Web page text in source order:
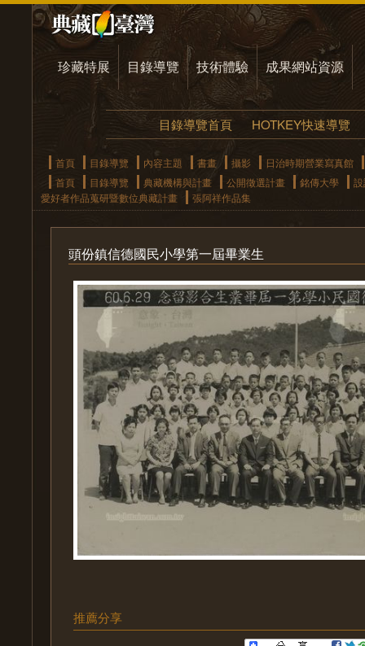
珍藏特展 目錄導覽 技術體驗 成果網站資源
目錄導覽首頁 HOTKEY快速導覽
首頁 目錄導覽 內容主題 書畫 攝影
日治時期營業寫真館
首頁
目錄導覽 典藏機構與計畫 公開徵選計畫 銘傳大學
愛好者作品蒐研暨數位典藏計畫
張阿祥作品集
頭份鎮信德國民小學第一屆畢業生
推薦分享